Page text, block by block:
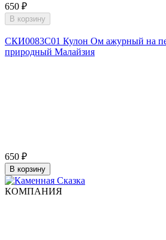
650 ₽
В корзину
СКИ0083С01 Кулон Ом ажурный на
природный Малайзия
650 ₽
В корзину
КОМПАНИЯ